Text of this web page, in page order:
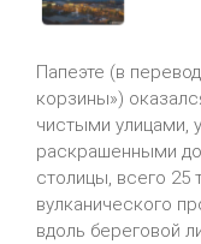
Папеэте (в
корзины»)
чистыми улицами,
раскрашенными
столицы, всего 25
вулканического
вдоль береговой